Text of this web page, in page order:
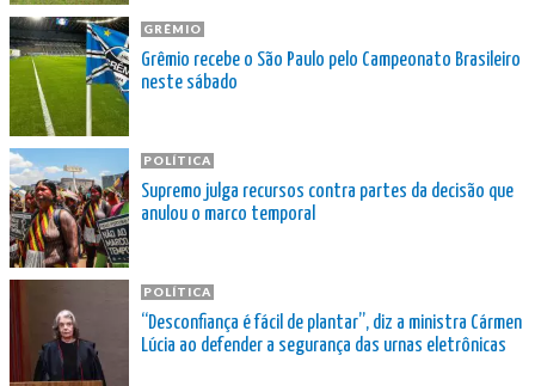
GRÊMIO
Grêmio recebe o São Paulo pelo Campeonato Brasileiro
neste sábado
POLÍTICA
Supremo julga recursos contra partes da decisão que
anulou o marco temporal
POLÍTICA
“Desconfiança é fácil de plantar”, diz a ministra Cármen
Lúcia ao defender a segurança das urnas eletrônicas